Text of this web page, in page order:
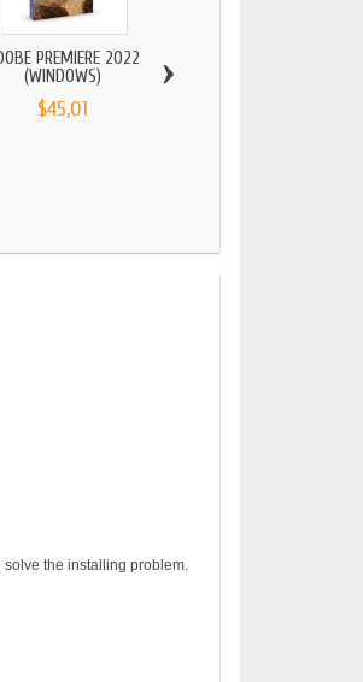
PREMIERE 2022
(WINDOWS)
$45,01
›
the installing problem.